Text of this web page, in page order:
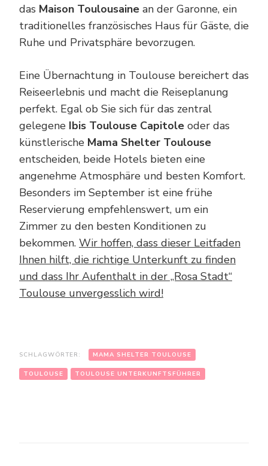
das Maison Toulousaine an der Garonne, ein
traditionelles französisches Haus für Gäste, die
Ruhe und Privatsphäre bevorzugen.
Eine Übernachtung in Toulouse bereichert das
Reiseerlebnis und macht die Reiseplanung
perfekt. Egal ob Sie sich für das zentral
gelegene Ibis Toulouse Capitole oder das
künstlerische Mama Shelter Toulouse
entscheiden, beide Hotels bieten eine
angenehme Atmosphäre und besten Komfort.
Besonders im September ist eine frühe
Reservierung empfehlenswert, um ein
Zimmer zu den besten Konditionen zu
bekommen. Wir hoffen, dass dieser Leitfaden
Ihnen hilft, die richtige Unterkunft zu finden
und dass Ihr Aufenthalt in der „Rosa Stadt“
Toulouse unvergesslich wird!
SCHLAGWÖRTER: MAMA SHELTER TOULOUSE
TOULOUSE TOULOUSE UNTERKUNFTSFÜHRER